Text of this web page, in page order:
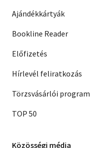
Ajándékkártyák
Bookline Reader
Előfizetés
Hírlevél feliratkozás
Törzsvásárlói program
TOP 50
Közösségi média